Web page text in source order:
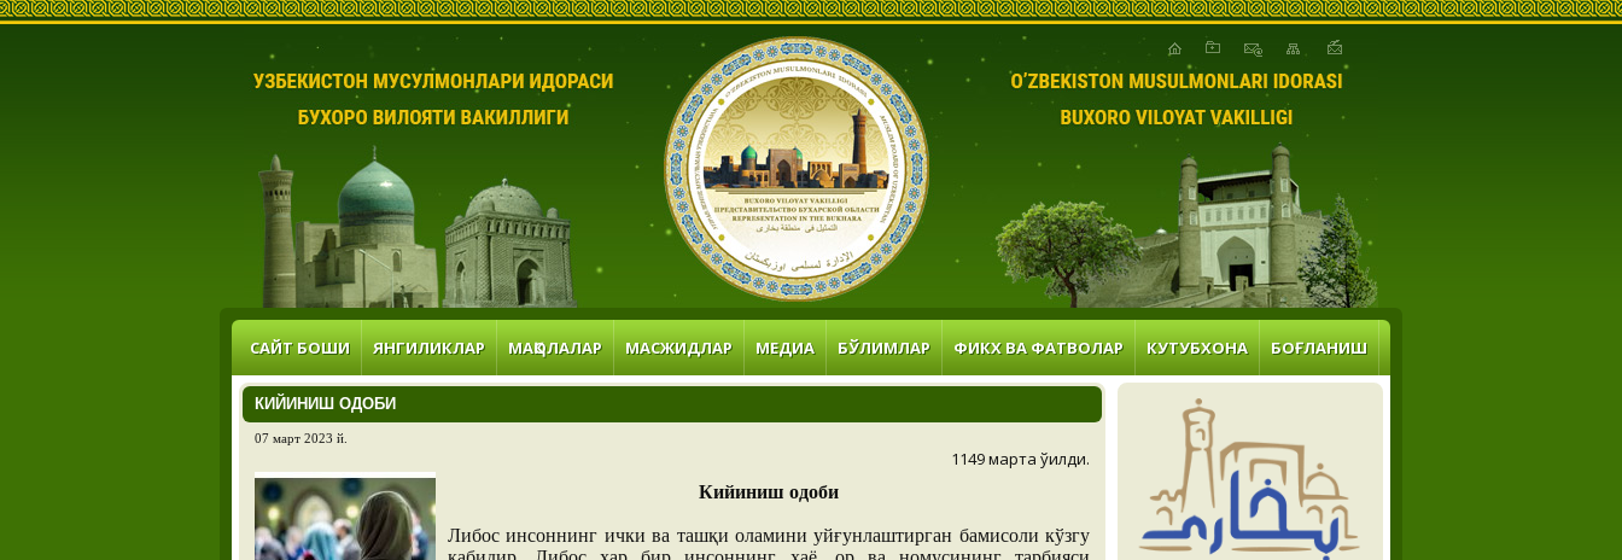
САЙТ БОШИ ЯНГИЛИКЛАР МАҚОЛАЛАР МАСЖИДЛАР МЕДИА БЎЛИМЛАР ФИКХ ВА ФАТВОЛАР КУТУБХОНА БОҒЛАНИШ
КИЙИНИШ ОДОБИ
07 март 2023 й.
1149 марта ўқилди.
Кийиниш одоби
Либос инсоннинг ички ва ташқи оламини уйғунлаштирган бамисоли кўзгу